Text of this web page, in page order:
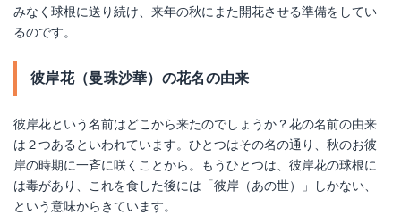
みなく球根に送り続け、来年の秋にまた開花させる準備をしてい
るのです。
彼岸花（曼珠沙華）の花名の由来
彼岸花という名前はどこから来たのでしょうか？花の名前の由来
は２つあるといわれています。ひとつはその名の通り、秋のお彼
岸の時期に一斉に咲くことから。もうひとつは、彼岸花の球根に
は毒があり、これを食した後には「彼岸（あの世）」しかない、
という意味からきています。